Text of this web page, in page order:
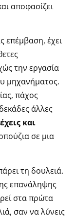
αποφασίζει
επέμβαση, έχει
την εργασία
μηχανήματος.
πάχος
άλλες
και
σε μια
τη δουλειά.
επανάληψης
στα πρώτα
σαν να λύνεις